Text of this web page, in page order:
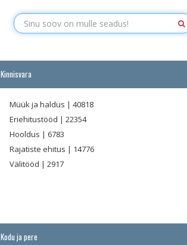
Kinnisvara
Müük ja haldus | 40818
Eriehitustööd | 22354
Hooldus | 6783
Rajatiste ehitus | 14776
Välitööd | 2917
Kodu ja pere